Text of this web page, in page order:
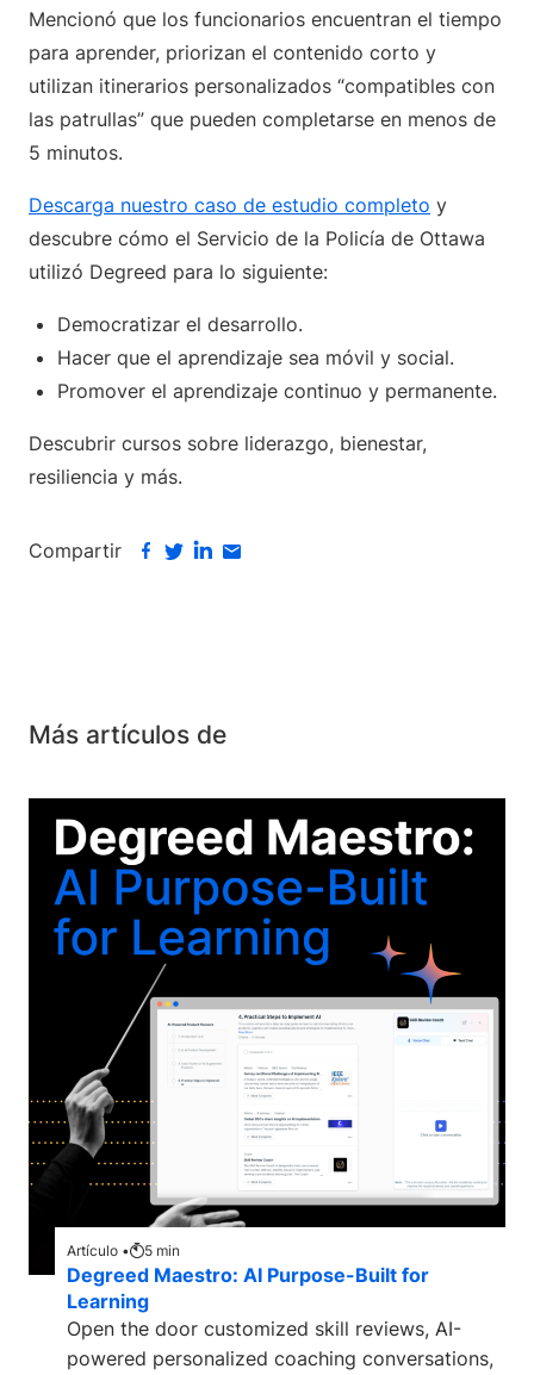
Mencionó que los funcionarios encuentran el tiempo
para aprender, priorizan el contenido corto y
utilizan itinerarios personalizados “compatibles con
las patrullas” que pueden completarse en menos de
5 minutos.
Descarga nuestro caso de estudio completo y
descubre cómo el Servicio de la Policía de Ottawa
utilizó Degreed para lo siguiente:
Democratizar el desarrollo.
Hacer que el aprendizaje sea móvil y social.
Promover el aprendizaje continuo y permanente.
Descubrir cursos sobre liderazgo, bienestar,
resiliencia y más.
Compartir
Más artículos de
Artículo • 5 min
Degreed Maestro: AI Purpose-Built for
Learning
Open the door customized skill reviews, AI-
powered personalized coaching conversations,